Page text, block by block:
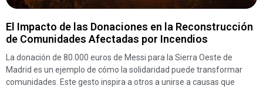
El Impacto de las Donaciones en la Reconstrucción
de Comunidades Afectadas por Incendios
La donación de 80.000 euros de Messi para la Sierra Oeste de
Madrid es un ejemplo de cómo la solidaridad puede transformar
comunidades. Este gesto inspira a otros a unirse a causas que